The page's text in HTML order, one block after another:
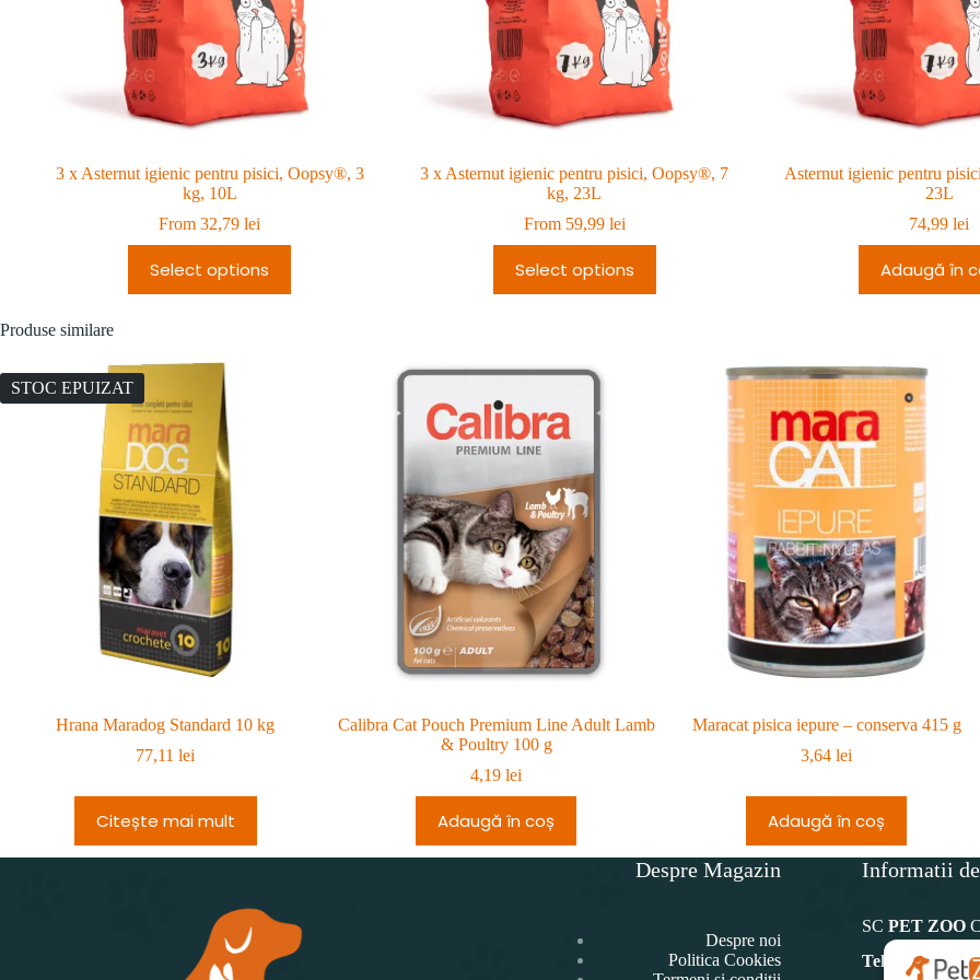
3 x Asternut igienic pentru pisici, Oopsy®, 3
kg, 10L
From 32,79lei
Select options
3 x Asternut igienic pentru pisici, Oopsy®, 7
kg, 23L
From 59,99 lei
Select options
Asternut igienic pentru
23L
74,99lei
Adaugă în
Produse similare
STOC EPUIZAT
Hrana Maradog Standard 10 kg
77,11lei
Citește mai mult
Calibra Cat Pouch Premium Line Adult Lamb
& Poultry 100 g
4,19lei
Adaugă în coș
Maracat pisica iepure – conserva 415 g
3,64lei
Adaugă în coș
Despre Magazin
Despre noi
Politica Cookies
Informatii
SC PET ZOO
Telefon: